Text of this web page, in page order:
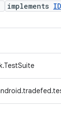
implements